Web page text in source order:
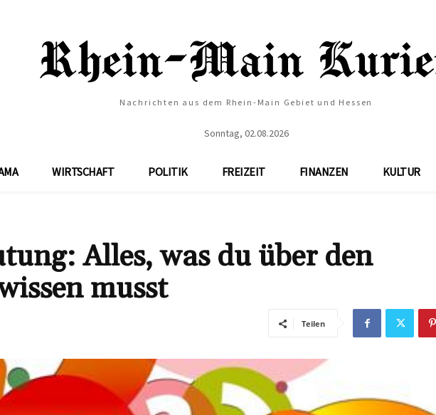
Nachrichten aus dem Rhein-Main Gebiet und Hessen
Sonntag, 02.08.2026
WIRTSCHAFT POLITIK FREIZEIT FINANZEN KULTUR
Alles, was du über den
musst
Teilen